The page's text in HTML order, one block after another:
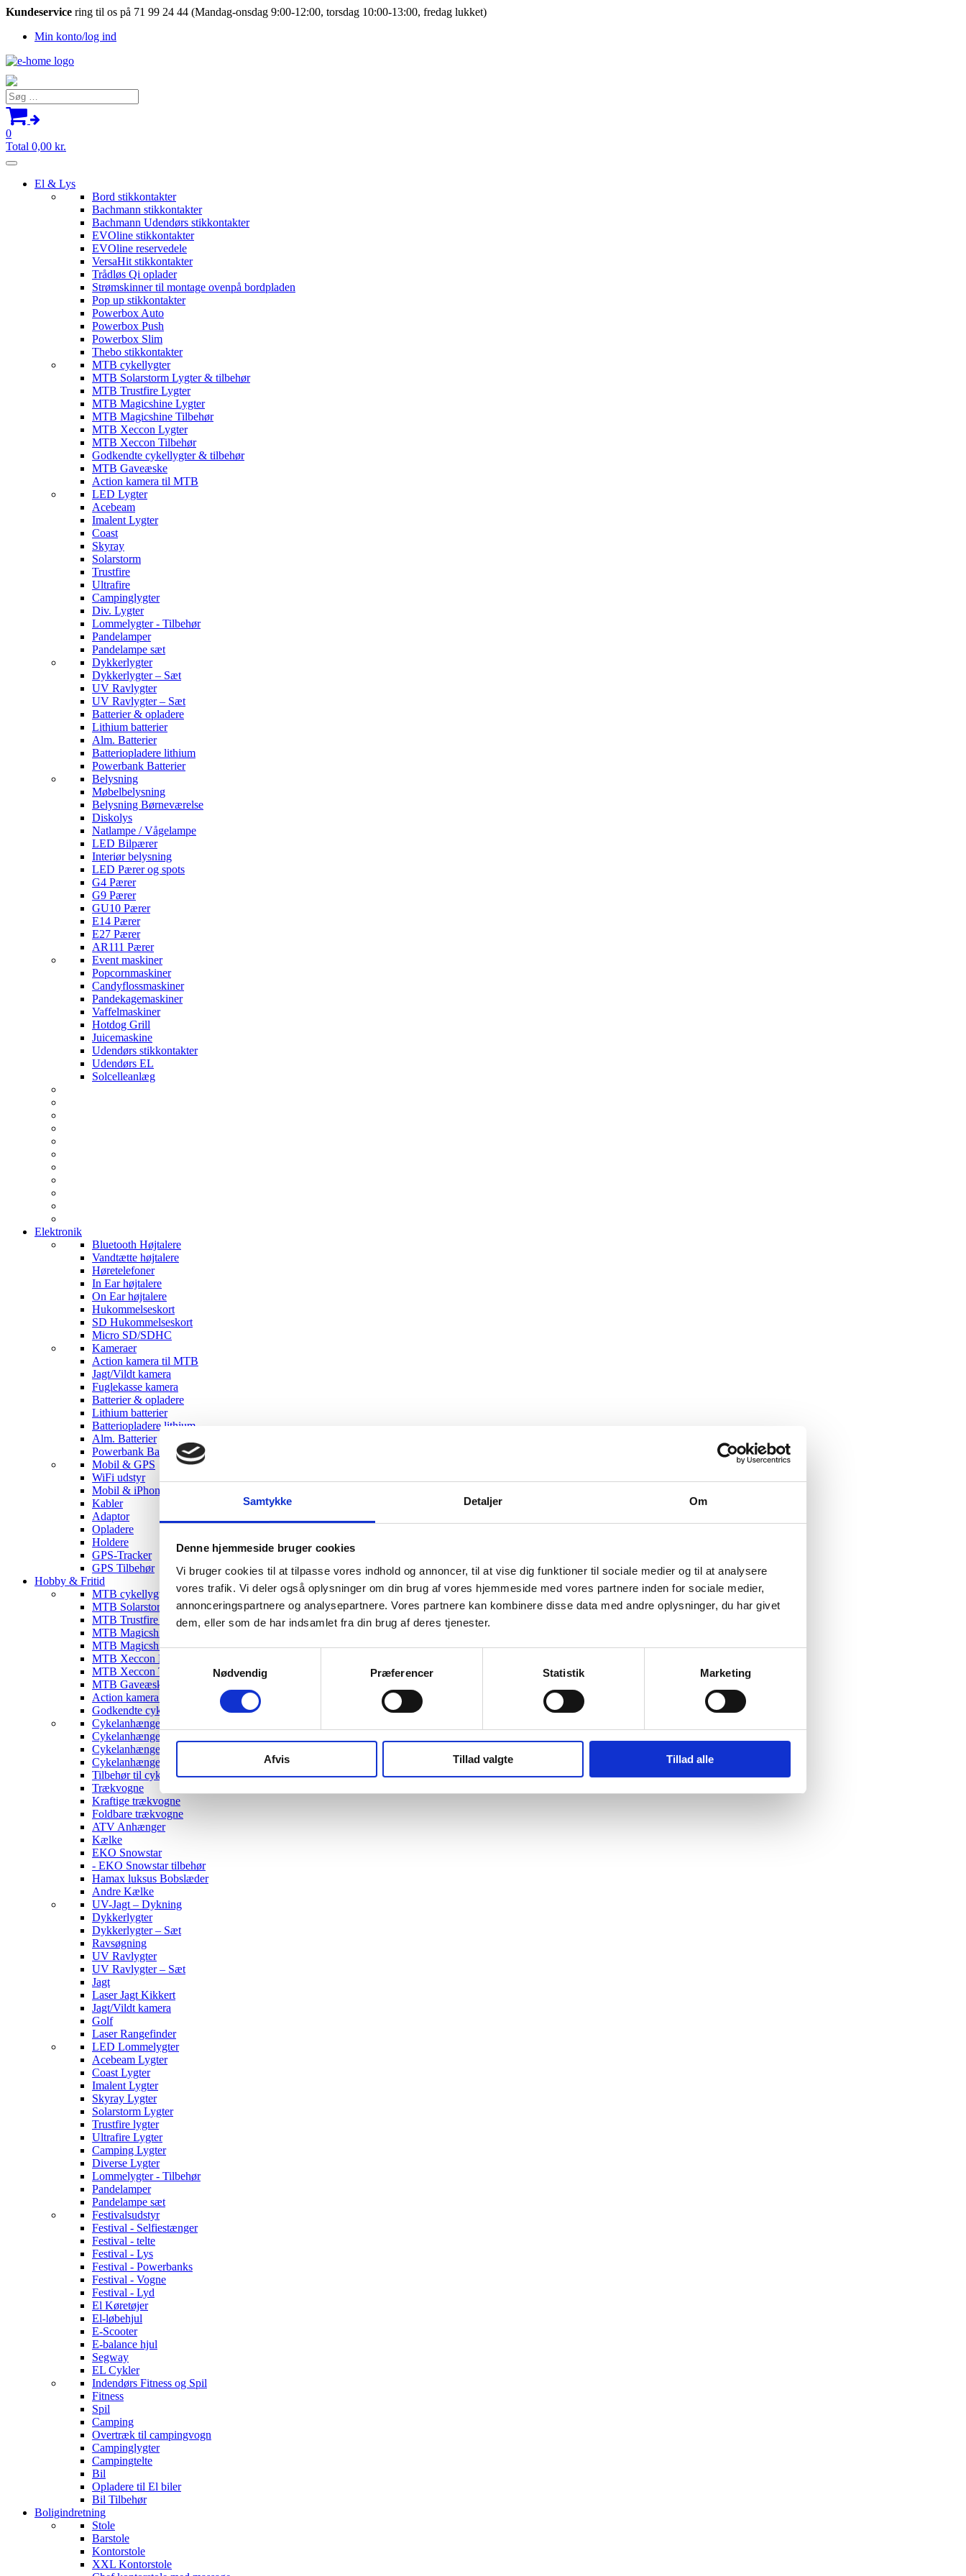
Samtykke Detaljer Om
Denne hjemmeside bruger cookies
Vi bruger cookies til at tilpasse vores indhold og annoncer, til at vise dig funktioner til sociale medier og til at analysere
vores trafik. Vi deler også oplysninger om din brug af vores hjemmeside med vores partnere inden for sociale medier,
annonceringspartnere og analysepartnere. Vores partnere kan kombinere disse data med andre oplysninger, du har givet
dem, eller som de har indsamlet fra din brug af deres tjenester.
Samtykkevalg
Nødvendig
Præferencer Statistik Marketing
Afvis Tillad valgte Tillad alle
Kundeservice ring til os på 71 99 24 44 (Mandag-onsdag 9:00-12:00, torsdag 10:00-13:00, fredag lukket)
Min konto/log ind
Søg
efter:
0
Total 0,00 kr.
El & Lys
Bord stikkontakter
Bachmann stikkontakter
Bachmann Udendørs stikkontakter
EVOline stikkontakter
EVOline reservedele
VersaHit stikkontakter
Trådløs Qi oplader
Strømskinner til montage ovenpå bordpladen
Pop up stikkontakter
Powerbox Auto
Powerbox Push
Powerbox Slim
Thebo stikkontakter
MTB cykellygter
MTB Solarstorm Lygter & tilbehør
MTB Trustfire Lygter
MTB Magicshine Lygter
MTB Magicshine Tilbehør
MTB Xeccon Lygter
MTB Xeccon Tilbehør
Godkendte cykellygter & tilbehør
MTB Gaveæske
Action kamera til MTB
LED Lygter
Acebeam
Imalent Lygter
Coast
Skyray
Solarstorm
Trustfire
Ultrafire
Campinglygter
Div. Lygter
Lommelygter - Tilbehør
Pandelamper
Pandelampe sæt
Dykkerlygter
Dykkerlygter – Sæt
UV Ravlygter
UV Ravlygter – Sæt
Batterier & opladere
Lithium batterier
Alm. Batterier
Batteriopladere lithium
Powerbank Batterier
Belysning
Møbelbelysning
Belysning Børneværelse
Diskolys
Natlampe / Vågelampe
LED Bilpærer
Interiør belysning
LED Pærer og spots
G4 Pærer
G9 Pærer
GU10 Pærer
E14 Pærer
E27 Pærer
AR111 Pærer
Event maskiner
Popcornmaskiner
Candyflossmaskiner
Pandekagemaskiner
Vaffelmaskiner
Hotdog Grill
Juicemaskine
Udendørs stikkontakter
Udendørs EL
Solcelleanlæg
Elektronik
Bluetooth Højtalere
Vandtætte højtalere
Høretelefoner
In Ear højtalere
On Ear højtalere
Hukommelseskort
SD Hukommelseskort
Micro SD/SDHC
Kameraer
Action kamera til MTB
Jagt/Vildt kamera
Fuglekasse kamera
Batterier & opladere
Lithium batterier
Batteriopladere lithium
Alm. Batterier
Powerbank Batterier
Mobil & GPS
WiFi udstyr
Mobil & iPhone tilbehør
Kabler
Adaptor
Opladere
Holdere
GPS-Tracker
GPS Tilbehør
Hobby & Fritid
MTB cykellygter
MTB Solarstorm Lygter & tilbehør
MTB Trustfire Lygter
MTB Magicshine Lygter
MTB Magicshine Tilbehør
MTB Xeccon Lygter
MTB Xeccon Tilbehør
MTB Gaveæske
Action kamera til MTB
Godkendte cykellygter & tilbehør
Cykelanhængere
Cykelanhænger til Børn
Cykelanhænger til hunde
Cykelanhænger Cargo
Tilbehør til cykelanhængere
Trækvogne
Kraftige trækvogne
Foldbare trækvogne
ATV Anhænger
Kælke
EKO Snowstar
- EKO Snowstar tilbehør
Hamax luksus Bobslæder
Andre Kælke
UV-Jagt – Dykning
Dykkerlygter
Dykkerlygter – Sæt
Ravsøgning
UV Ravlygter
UV Ravlygter – Sæt
Jagt
Laser Jagt Kikkert
Jagt/Vildt kamera
Golf
Laser Rangefinder
LED Lommelygter
Acebeam Lygter
Coast Lygter
Imalent Lygter
Skyray Lygter
Solarstorm Lygter
Trustfire lygter
Ultrafire Lygter
Camping Lygter
Diverse Lygter
Lommelygter - Tilbehør
Pandelamper
Pandelampe sæt
Festivalsudstyr
Festival - Selfiestænger
Festival - telte
Festival - Lys
Festival - Powerbanks
Festival - Vogne
Festival - Lyd
El Køretøjer
El-løbehjul
E-Scooter
E-balance hjul
Segway
EL Cykler
Indendørs Fitness og Spil
Fitness
Spil
Camping
Overtræk til campingvogn
Campinglygter
Campingtelte
Bil
Opladere til El biler
Bil Tilbehør
Boligindretning
Stole
Barstole
Kontorstole
XXL Kontorstole